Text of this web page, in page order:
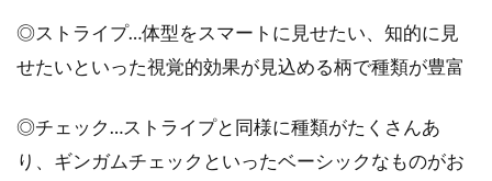
装が求められ...
ブルゾンを使ったレディースコー
デ！ポイントを押さえよう
◎ストライプ…体型をスマートに見せたい、知的に見
せたいといった視覚的効果が見込める柄で種類が豊富
◎チェック…ストライプと同様に種類がたくさんあ
り、ギンガムチェックといったベーシックなものがお